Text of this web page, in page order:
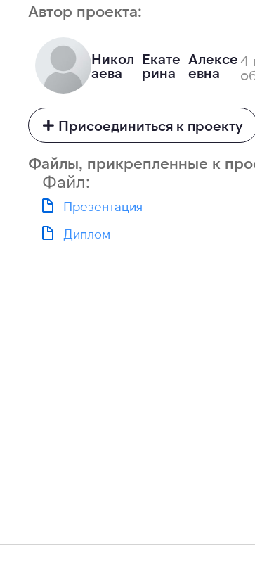
Автор проекта:
Никол
аева
Екате
рина
Алексе
евна
4
Присоединиться к проекту
Файлы, прикрепленные к
Файл:
Презентация
Диплом